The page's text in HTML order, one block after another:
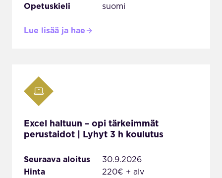
Opetuskieli
suomi
Lue lisää ja hae
Excel haltuun – opi tärkeimmät
perustaidot | Lyhyt 3 h koulutus
Seuraava aloitus
30.9.2026
Hinta
220€ + alv